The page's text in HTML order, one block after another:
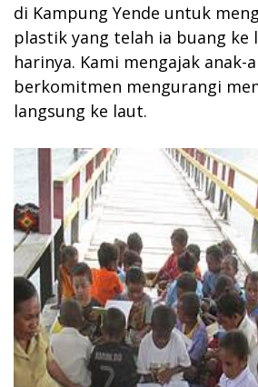
di Kampung Yende untuk
plastik yang telah ia buang ke
harinya. Kami mengajak
berkomitmen mengurangi
langsung ke laut.